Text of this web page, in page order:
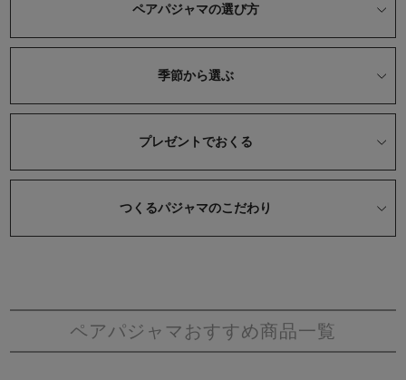
売れ筋ランキング
すべてのデザインのパジャマ一覧はこちら
ペアパジャマの選び方
季節から選ぶ
プレゼントでおくる
つくるパジャマのこだわり
ペアパジャマおすすめ商品一覧